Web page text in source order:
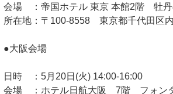
会場 ：帝国ホテル 東京 本館2階 牡丹
所在地：〒100-8558 東京都千代田区
●大阪会場
日時 ：5月20日(火) 14:00-16:00
会場 ：ホテル日航大阪 7階 フォン